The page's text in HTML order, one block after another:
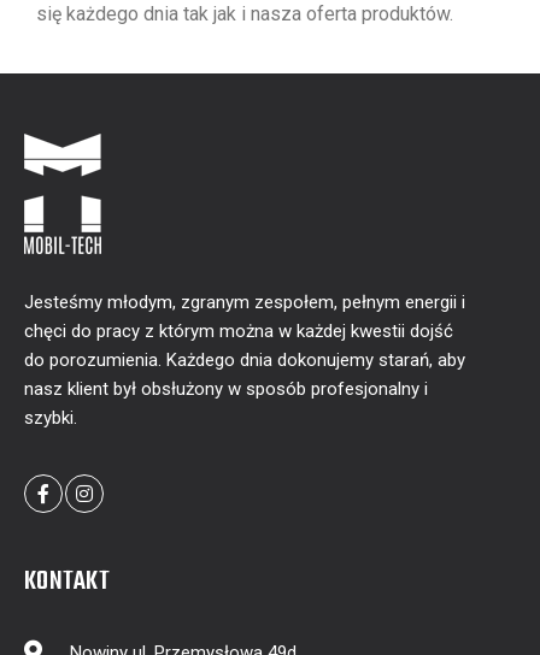
się każdego dnia tak jak i nasza oferta produktów.
Jesteśmy młodym, zgranym zespołem, pełnym energii i
chęci do pracy z którym można w każdej kwestii dojść
do porozumienia. Każdego dnia dokonujemy starań, aby
nasz klient był obsłużony w sposób profesjonalny i
szybki.
KONTAKT